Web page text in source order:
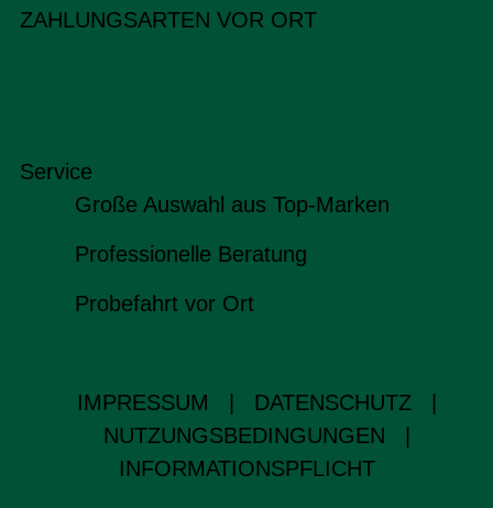
ZAHLUNGSARTEN VOR ORT
Service
Große Auswahl aus Top-Marken
Professionelle Beratung
Probefahrt vor Ort
IMPRESSUM DATENSCHUTZ
NUTZUNGSBEDINGUNGEN
INFORMATIONSPFLICHT